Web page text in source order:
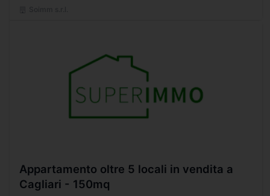
Appartamento oltre 5 locali in vendita a
Cagliari - 150mq